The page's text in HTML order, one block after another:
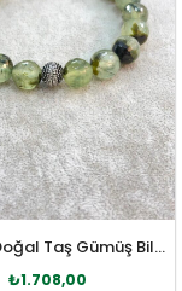
Prinayt Doğal Taş Gümüş Bileklik
₺1.708,00